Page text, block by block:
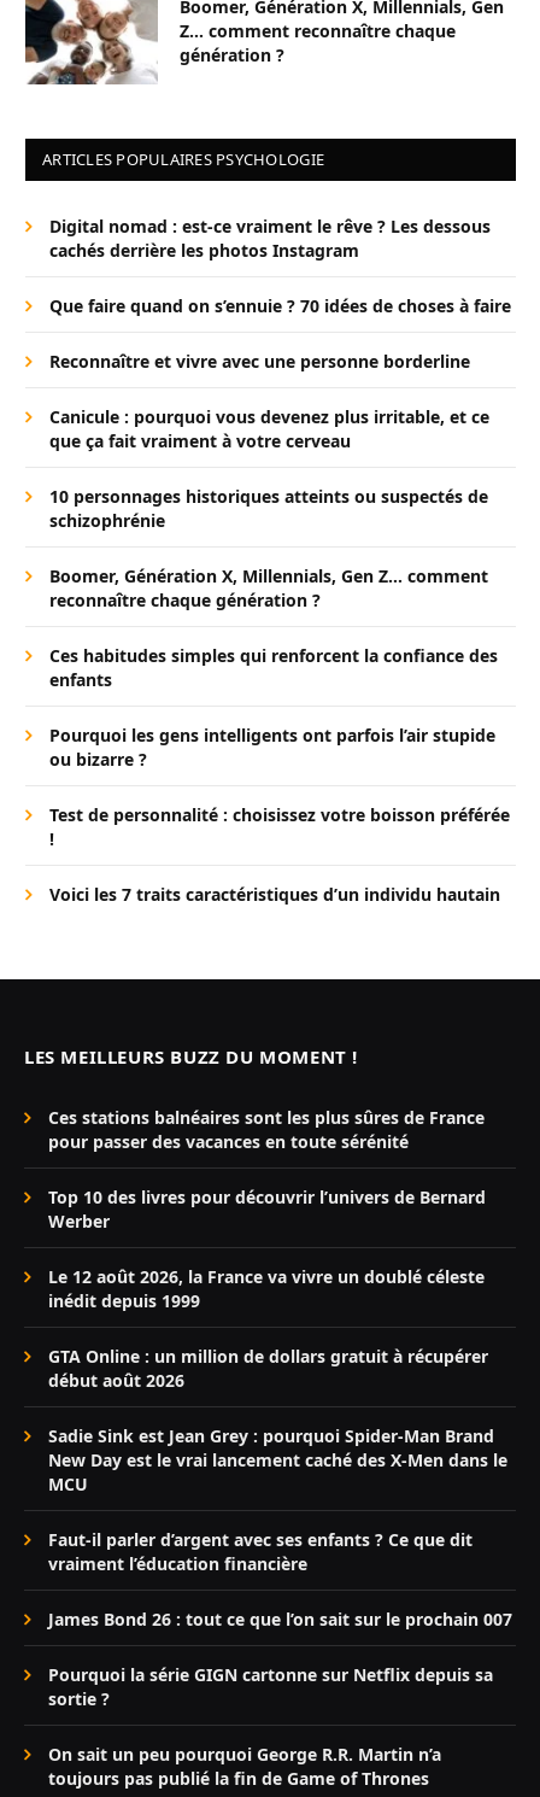
Boomer, Génération X, Millennials, Gen
Z… comment reconnaître chaque
génération ?
ARTICLES POPULAIRES PSYCHOLOGIE
Digital nomad : est-ce vraiment le rêve ? Les dessous
cachés derrière les photos Instagram
Que faire quand on s’ennuie ? 70 idées de choses à faire
Reconnaître et vivre avec une personne borderline
Canicule : pourquoi vous devenez plus irritable, et ce
que ça fait vraiment à votre cerveau
10 personnages historiques atteints ou suspectés de
schizophrénie
Boomer, Génération X, Millennials, Gen Z… comment
reconnaître chaque génération ?
Ces habitudes simples qui renforcent la confiance des
enfants
Pourquoi les gens intelligents ont parfois l’air stupide
ou bizarre ?
Test de personnalité : choisissez votre boisson préférée
!
Voici les 7 traits caractéristiques d’un individu hautain
LES MEILLEURS BUZZ DU MOMENT !
Ces stations balnéaires sont les plus sûres de France
pour passer des vacances en toute sérénité
Top 10 des livres pour découvrir l’univers de Bernard
Werber
Le 12 août 2026, la France va vivre un doublé céleste
inédit depuis 1999
GTA Online : un million de dollars gratuit à récupérer
début août 2026
Sadie Sink est Jean Grey : pourquoi Spider-Man Brand
New Day est le vrai lancement caché des X-Men dans le
MCU
Faut-il parler d’argent avec ses enfants ? Ce que dit
vraiment l’éducation financière
James Bond 26 : tout ce que l’on sait sur le prochain 007
Pourquoi la série GIGN cartonne sur Netflix depuis sa
sortie ?
On sait un peu pourquoi George R.R. Martin n’a
toujours pas publié la fin de Game of Thrones